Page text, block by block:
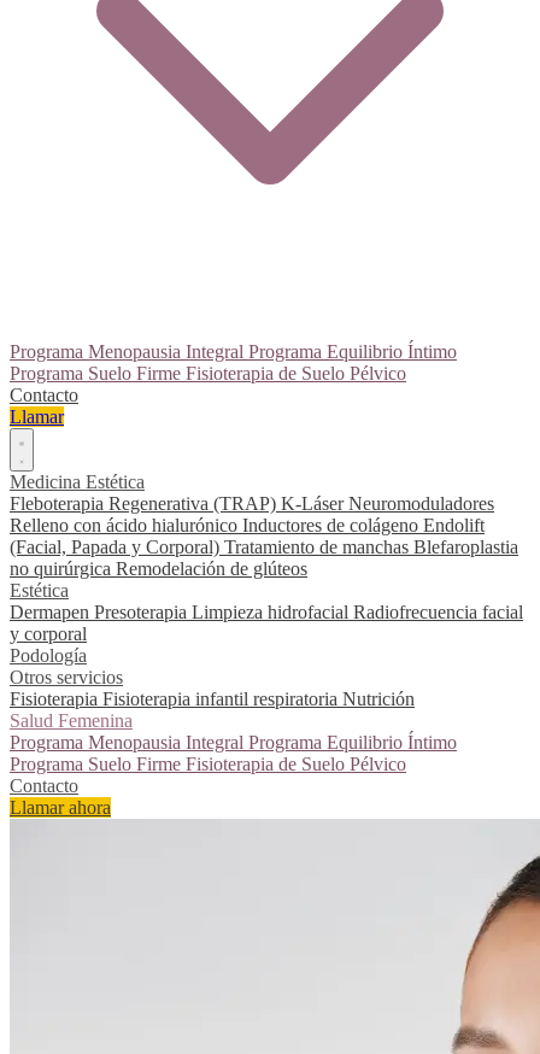
Programa Menopausia Integral Programa Equilibrio Íntimo
Programa Suelo Firme Fisioterapia de Suelo Pélvico
Contacto
Llamar
Medicina Estética
Fleboterapia Regenerativa (TRAP) K-LáserNeuromoduladores
Relleno con ácido hialurónico Inductores de colágeno Endolift
(Facial, Papada y Corporal) Tratamiento de manchas Blefaroplastia
no quirúrgica Remodelación de glúteos
Estética
Dermapen Presoterapia Limpieza hidrofacial Radiofrecuencia facial
y corporal
Podología
Otros servicios
Fisioterapia Fisioterapia infantil respiratoria Nutrición
Salud Femenina
Programa Menopausia Integral Programa Equilibrio Íntimo
Programa Suelo Firme Fisioterapia de Suelo Pélvico
Contacto
Llamar ahora